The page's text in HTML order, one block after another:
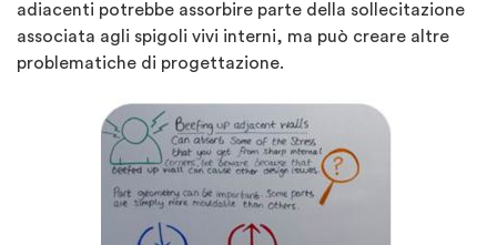
adiacenti potrebbe assorbire parte della sollecitazione
associata agli spigoli vivi interni, ma può creare altre
problematiche di progettazione.